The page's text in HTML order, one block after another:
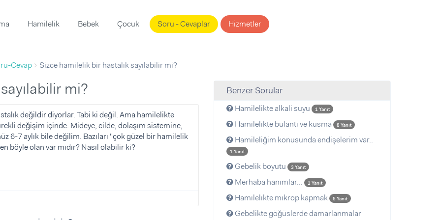
Hamilelik Bebek Çocuk Soru - Cevaplar Hizmetler
Cevap Sizce hamilelik bir hastalık sayılabilir mi?
mi?
değildir diyorlar. Tabi ki değil. Ama hamilelikte
değişim içinde. Mideye, cilde, dolaşım sistemine,
6-7 aylık bile değilim. Bazıları "çok güzel bir hamilelik
olan var mıdır? Nasıl olabilir ki?
Benzer Sorular
Hamilelikte alkali suyu 1 Yanıt
Hamilelikte bulantı ve kusma 8 Yanıt
Hamileliğim konusunda endişelerim var..
1 Yanıt
Gebelik boyutu 3 Yanıt
Merhaba hanımlar... 1 Yanıt
Hamılelıkte mıkrop kapmak 5 Yanıt
Gebelikte göğüslerde damarlanmalar